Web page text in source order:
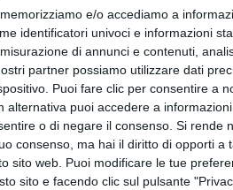
memorizziamo e/o accediamo a
identificatori univoci e informazioni
di annunci e contenuti,
partner possiamo utilizzare dati
Puoi fare clic per consentire a
alternativa puoi accedere a
o di negare il consenso. Si rende
consenso, ma hai il diritto di opporti
sito web. Puoi modificare le tue
sito e facendo clic sul pulsante
e
8 AGOSTO 2026
Le forze di
nomina di
la squadra di
città»